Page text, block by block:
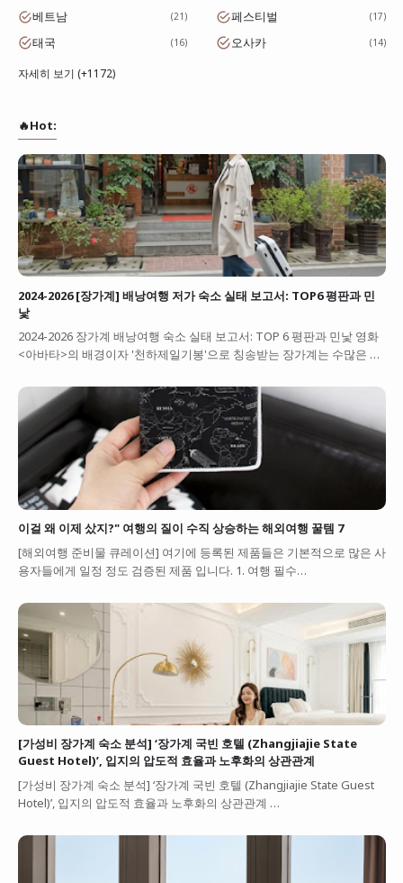
베트남 21 페스티벌 17
태국 16 오사카 14
자세히 보기 (+1172)
🔥Hot:
2024-2026 [장가계] 배낭여행 저가 숙소 실태 보고서: TOP6 평판과 민
낯
2024-2026 장가계 배낭여행 숙소 실태 보고서: TOP 6 평판과 민낯 영화
<아바타>의 배경이자 '천하제일기봉'으로 칭송받는 장가계는 수많은 …
이걸 왜 이제 샀지?" 여행의 질이 수직 상승하는 해외여행 꿀템 7
[해외여행 준비물 큐레이션] 여기에 등록된 제품들은 기본적으로 많은 사
용자들에게 일정 정도 검증된 제품 입니다. 1. 여행 필수…
[가성비 장가계 숙소 분석] ‘장가계 국빈 호텔 (Zhangjiajie State
Guest Hotel)’, 입지의 압도적 효율과 노후화의 상관관계
[가성비 장가계 숙소 분석] ‘장가계 국빈 호텔 (Zhangjiajie State Guest
Hotel)’, 입지의 압도적 효율과 노후화의 상관관계 …